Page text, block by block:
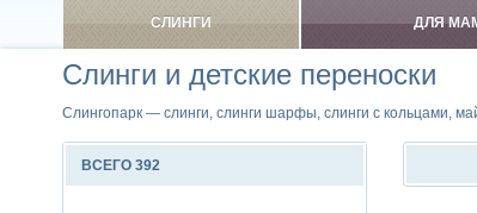
Слинги и детские переноски
Слингопарк — слинги, слинги шарфы, слинги с кольцами,
ВСЕГО 392
СЛИНГИ ДЛЯ